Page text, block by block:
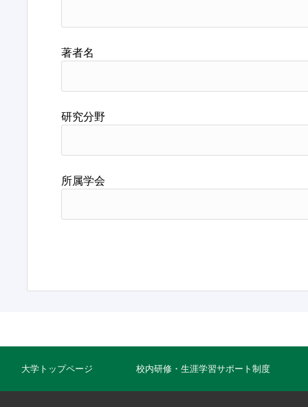
著者名
研究分野
所属学会
大学トップページ 校内研修・生涯学習サポート制度